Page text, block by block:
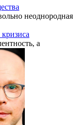
неоднородная
а